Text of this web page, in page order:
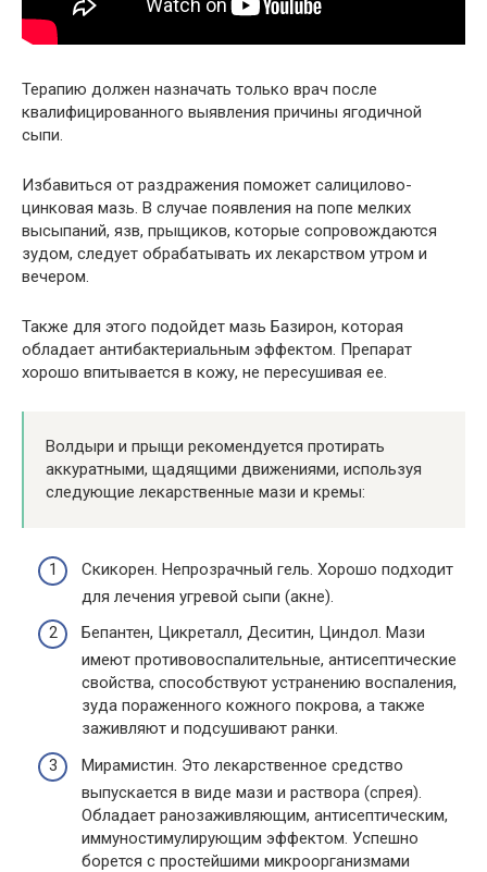
Терапию должен назначать только врач после
квалифицированного выявления причины ягодичной
сыпи.
Избавиться от раздражения поможет салицилово-
цинковая мазь. В случае появления на попе мелких
высыпаний, язв, прыщиков, которые сопровождаются
зудом, следует обрабатывать их лекарством утром и
вечером.
Также для этого подойдет мазь Базирон, которая
обладает антибактериальным эффектом. Препарат
хорошо впитывается в кожу, не пересушивая ее.
Волдыри и прыщи рекомендуется протирать
аккуратными, щадящими движениями, используя
следующие лекарственные мази и кремы:
Скикорен. Непрозрачный гель. Хорошо подходит
для лечения угревой сыпи (акне).
Бепантен, Цикреталл, Деситин, Циндол. Мази
имеют противовоспалительные, антисептические
свойства, способствуют устранению воспаления,
зуда пораженного кожного покрова, а также
заживляют и подсушивают ранки.
Мирамистин. Это лекарственное средство
выпускается в виде мази и раствора (спрея).
Обладает ранозаживляющим, антисептическим,
иммуностимулирующим эффектом. Успешно
борется с простейшими микроорганизмами